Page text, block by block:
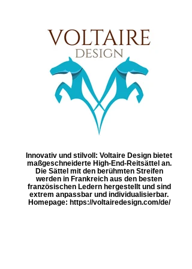
Innovativ und stilvoll: Voltaire Design bietet
maßgeschneiderte High-End-Reitsättel an.
Die Sättel mit den berühmten Streifen
werden in Frankreich aus den besten
französischen Ledern hergestellt und sind
extrem anpassbar und individualisierbar.
Homepage: https://voltairedesign.com/de/